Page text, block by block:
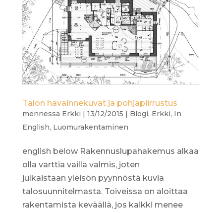
Talon havainnekuvat ja pohjapiirrustus
mennessä Erkki | 13/12/2015 | Blogi, Erkki, In
English, Luomurakentaminen
english below Rakennuslupahakemus alkaa
olla varttia vailla valmis, joten
julkaistaan yleisön pyynnöstä kuvia
talosuunnitelmasta. Toiveissa on aloittaa
rakentamista keväällä, jos kaikki menee